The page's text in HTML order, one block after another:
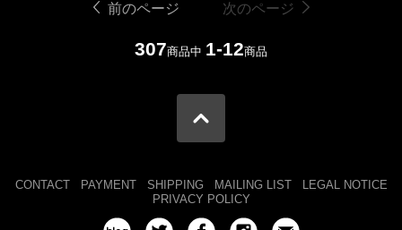
前のページ 次のページ
307商品中 1-12商品
CONTACT PAYMENT SHIPPING MAILING LIST
LEGAL NOTICE
PRIVACY POLICY